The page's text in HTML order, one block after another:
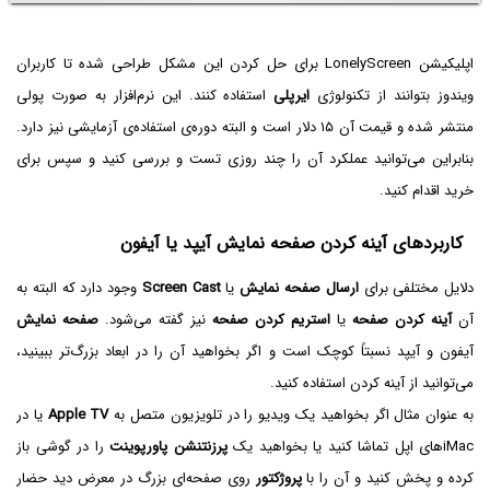
اپلیکیشن LonelyScreen برای حل کردن این مشکل طراحی شده تا کاربران
ویندوز بتوانند از تکنولوژی ایرپلیاستفاده کنند. این نرم‌افزار به صورت پولی
منتشر شده و قیمت آن ۱۵ دلار است و البته دوره‌ی استفاده‌ی آزمایشی نیز دارد.
بنابراین می‌توانید عملکرد آن را چند روزی تست و بررسی کنید و سپس برای
خرید اقدام کنید.
کاربردهای آینه کردن صفحه نمایش آیپد یا آیفون
دلایل مختلفی برایارسال صفحه نمایشیاScreen Cast وجود دارد که البته به
آنآینه کردن صفحه یا استریم کردن صفحه نیز گفته می‌شود. صفحه نمایش
آیفون و آیپد نسبتاً کوچک است و اگر بخواهید آن را در ابعاد بزرگ‌تر ببینید،
می‌توانید از آینه کردن استفاده کنید.
به عنوان مثال اگر بخواهید یک ویدیو را در تلویزیون متصل بهApple TV یا در
iMacهای اپل تماشا کنید یا بخواهید یک
پرزنتنشن پاورپوینت را در گوشی باز
کرده و پخش کنید و آن را باپروژکتور روی صفحه‌ای بزرگ در معرض دید حضار